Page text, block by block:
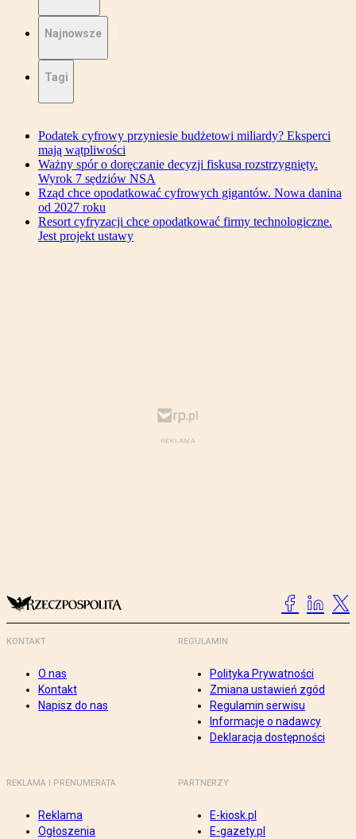
Najnowsze
Tagi
Podatek cyfrowy przyniesie budżetowi miliardy? Eksperci
mają wątpliwości
Ważny spór o doręczanie decyzji fiskusa rozstrzygnięty.
Wyrok 7 sędziów NSA
Rząd chce opodatkować cyfrowych gigantów. Nowa danina
od 2027 roku
Resort cyfryzacji chce opodatkować firmy technologiczne.
Jest projekt ustawy
KONTAKT
O nas
Kontakt
Napisz do nas
REGULAMIN
Polityka Prywatności
Zmiana ustawień zgód
Regulamin serwisu
Informacje o nadawcy
Deklaracja dostępności
REKLAMA I PRENUMERATA
Reklama
Ogłoszenia
PARTNERZY
E-kiosk.pl
E-gazety.pl